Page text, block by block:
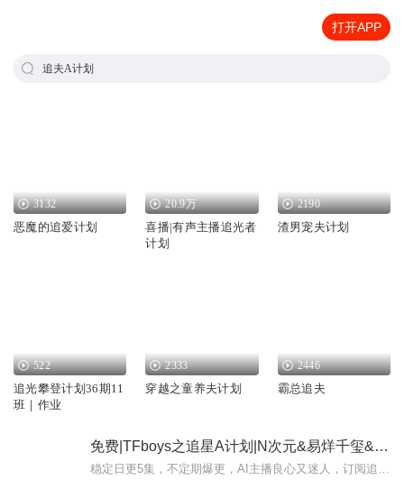
打开APP
追夫A计划
3132
恶魔的追爱计划
20.9万
喜播|有声主播追光者
计划
2190
渣男宠夫计划
522
追光攀登计划36期11
班｜作业
2333
穿越之童养夫计划
2446
霸总追夫
免费|TFboys之追星A计划|N次元&易烊千玺&沈佳宁